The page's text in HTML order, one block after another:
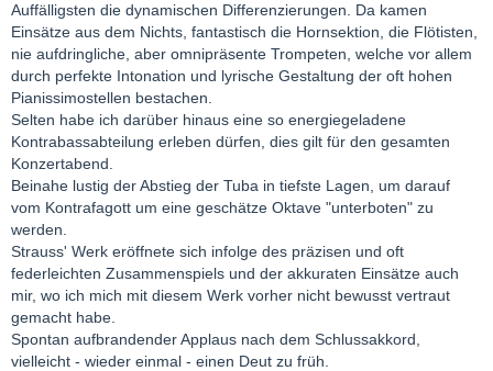
Auffälligsten die dynamischen Differenzierungen. Da kamen
Einsätze aus dem Nichts, fantastisch die Hornsektion, die Flötisten,
nie aufdringliche, aber omnipräsente Trompeten, welche vor allem
durch perfekte Intonation und lyrische Gestaltung der oft hohen
Pianissimostellen bestachen.
Selten habe ich darüber hinaus eine so energiegeladene
Kontrabassabteilung erleben dürfen, dies gilt für den gesamten
Konzertabend.
Beinahe lustig der Abstieg der Tuba in tiefste Lagen, um darauf
vom Kontrafagott um eine geschätze Oktave "unterboten" zu
werden.
Strauss' Werk eröffnete sich infolge des präzisen und oft
federleichten Zusammenspiels und der akkuraten Einsätze auch
mir, wo ich mich mit diesem Werk vorher nicht bewusst vertraut
gemacht habe.
Spontan aufbrandender Applaus nach dem Schlussakkord,
vielleicht - wieder einmal - einen Deut zu früh.